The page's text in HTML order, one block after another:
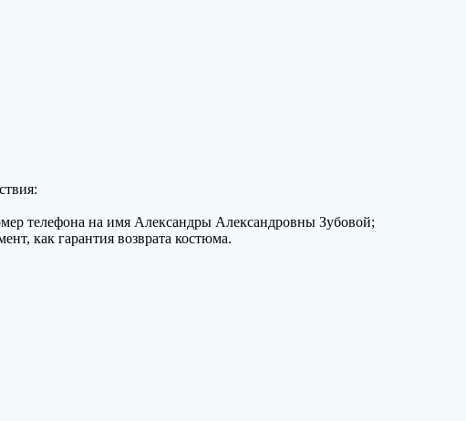
телефона на имя Александры Александровны Зубовой;
как гарантия возврата костюма.